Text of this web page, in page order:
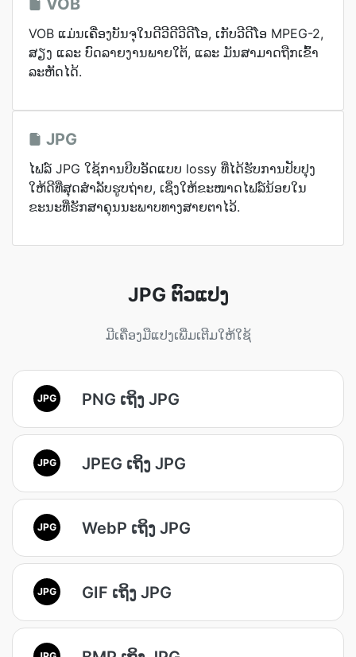
VOB
VOB ແມ່ນ​ເຄື່ອງ​ບັນຈຸ​ໃນ​ດີວີດີ​ວີດີໂອ, ເກັບ​ວີດີໂອ MPEG-2,
ສຽງ ແລະ ບົດ​ລາຍ​ງານ​ພາຍ​ໃຕ້, ແລະ ມັນ​ສາມາດ​ຖືກ​ເຂົ້າ
ລະຫັດ​ໄດ້.
JPG
ໄຟລ໌ JPG ໃຊ້ການບີບອັດແບບ lossy ທີ່ໄດ້ຮັບການປັບປຸງ
ໃຫ້ດີທີ່ສຸດສຳລັບຮູບຖ່າຍ, ເຊິ່ງໃຫ້ຂະໜາດໄຟລ໌ນ້ອຍໃນ
ຂະນະທີ່ຮັກສາຄຸນນະພາບທາງສາຍຕາໄວ້.
JPG ຕົວແປງ
ມີເຄື່ອງມືແປງເພີ່ມເຕີມໃຫ້ໃຊ້
JPG PNG ເຖິງ JPG
JPG JPEG ເຖິງ JPG
JPG WebP ເຖິງ JPG
JPG GIF ເຖິງ JPG